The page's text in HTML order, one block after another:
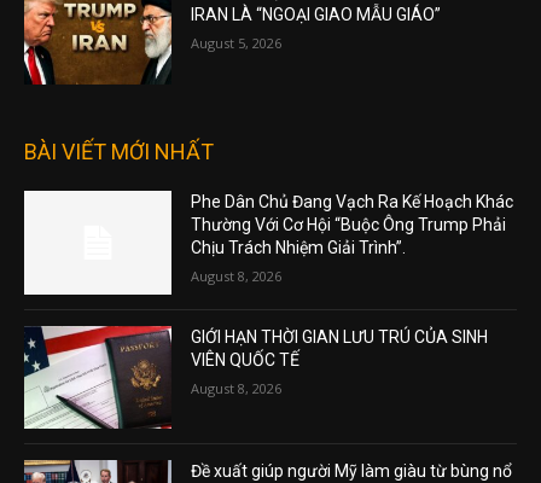
IRAN LÀ “NGOẠI GIAO MẪU GIÁO”
August 5, 2026
BÀI VIẾT MỚI NHẤT
Phe Dân Chủ Đang Vạch Ra Kế Hoạch Khác
Thường Với Cơ Hội “Buộc Ông Trump Phải
Chịu Trách Nhiệm Giải Trình”.
August 8, 2026
GIỚI HẠN THỜI GIAN LƯU TRÚ CỦA SINH
VIÊN QUỐC TẾ
August 8, 2026
Đề xuất giúp người Mỹ làm giàu từ bùng nổ